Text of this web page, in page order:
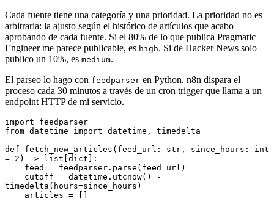
Cada fuente tiene una categoría y una prioridad. La prioridad no es
arbitraria: la ajusto según el histórico de artículos que acabo
aprobando de cada fuente. Si el 80% de lo que publica Pragmatic
Engineer me parece publicable, es high. Si de Hacker News solo
publico un 10%, es medium.
El parseo lo hago con feedparser en Python. n8n dispara el
proceso cada 30 minutos a través de un cron trigger que llama a un
endpoint HTTP de mi servicio.
import feedparser
from datetime import datetime ,
timedelta
def fetch_new_articles ( feed_url : str , since_hours :
int
= 2 ) -> list dict
:
    feed
= feedparser . parse (feed_url)
    cutoff
= datetime . utcnow()
-
timedelta (hours=since_hours)
    articles
=